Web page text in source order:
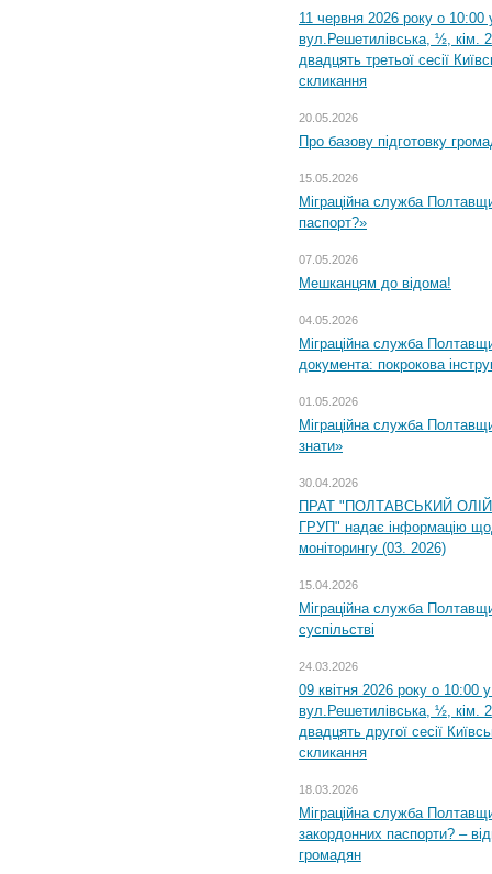
11 червня 2026 року о 10:00
вул.Решетилівська, ½, кім.
двадцять третьої сесії
скликання
20.05.2026
Про базову підготовку
15.05.2026
Міграційна служба
паспорт?»
07.05.2026
Мешканцям до відома!
04.05.2026
Міграційна служба
документа: покрокова
01.05.2026
Міграційна служба
знати»
30.04.2026
ПРАТ "ПОЛТАВСЬКИЙ
ГРУП" надає інформацію
моніторингу (03. 2026)
15.04.2026
Міграційна служба
суспільстві
24.03.2026
09 квітня 2026 року о 10:00
вул.Решетилівська, ½, кім.
двадцять другої сесії
скликання
18.03.2026
Міграційна служба
закордонних паспорти? –
громадян